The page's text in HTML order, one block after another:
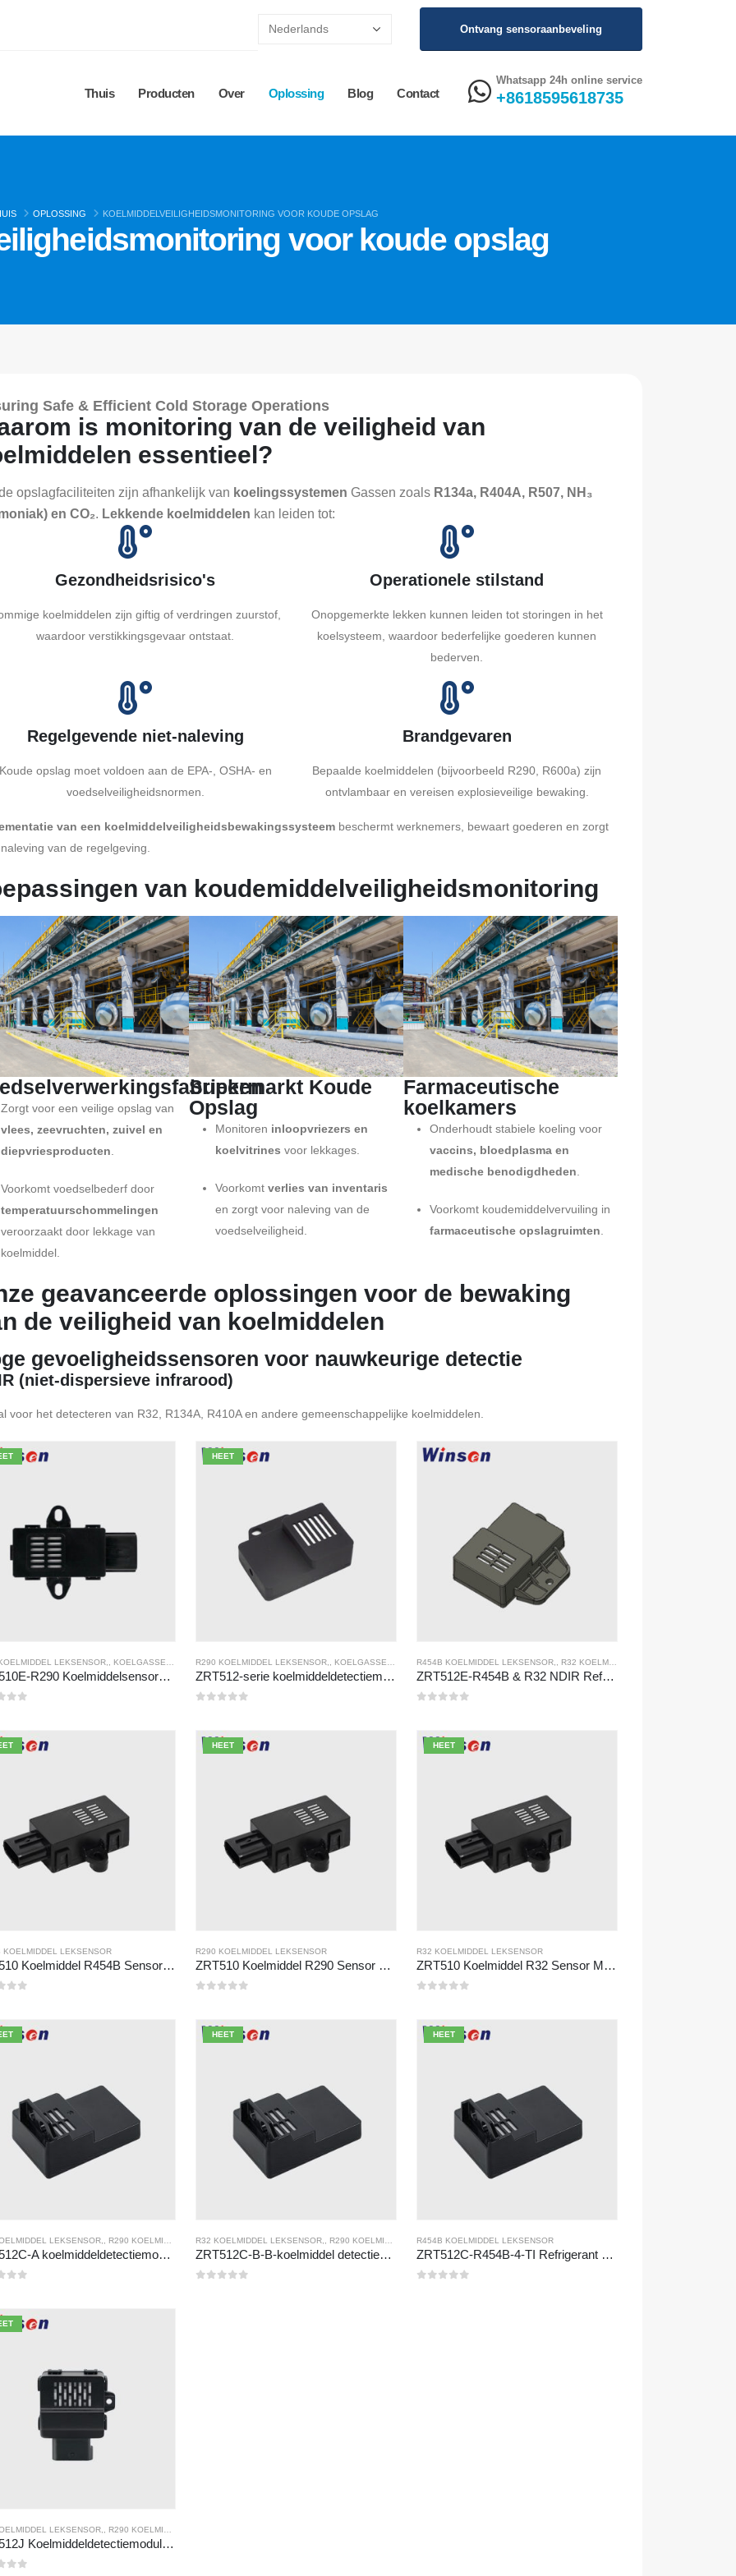
Ontvang sensoraanbeveling
Thuis Producten Over Oplossing Blog Contact
Whatsapp 24h online service
+8618595618735
OPLOSSING KOELMIDDELVEILIGHEIDSMONITORING VOOR KOUDE OPSLAG
voor koude opslag
Safe & Efficient Cold Storage Operations
is monitoring van de veiligheid van
essentieel?
opslagfaciliteiten zijn afhankelijk van koelingssystemen Gassen zoals R134a, R404A, R507, NH₃
en CO₂. Lekkende koelmiddelen kan leiden tot:
Gezondheidsrisico's
koelmiddelen zijn giftig of verdringen zuurstof,
waardoor verstikkingsgevaar ontstaat.
Operationele stilstand
Onopgemerkte lekken kunnen leiden tot storingen in het
koelsysteem, waardoor bederfelijke goederen kunnen
bederven.
Regelgevende niet-naleving
Koude opslag moet voldoen aan de EPA-, OSHA- en
voedselveiligheidsnormen.
Brandgevaren
Bepaalde koelmiddelen (bijvoorbeeld R290, R600a) zijn
ontvlambaar en vereisen explosieveilige bewaking.
van een koelmiddelveiligheidsbewakingssysteem beschermt werknemers, bewaart goederen en zorgt
van de regelgeving.
van koudemiddelveiligheidsmonitoring
Zorgt voor een veilige opslag van
vlees, zeevruchten, zuivel en
diepvriesproducten
Voorkomt voedselbederf door
temperatuurschommelingen
veroorzaakt door lekkage van
koelmiddel.
Supermarkt Koude
Opslag
Monitoren inloopvriezers en
koelvitrines voor lekkages.
Voorkomtverlies van inventaris
en zorgt voor naleving van de
voedselveiligheid.
Farmaceutische
koelkamers
Onderhoudt stabiele koeling voor
vaccins, bloedplasma en
medische benodigdheden
Voorkomt koudemiddelvervuiling in
farmaceutische opslagruimten
geavanceerde oplossingen voor de bewaking
de veiligheid van koelmiddelen
gevoeligheidssensoren voor nauwkeurige detectie
(niet-dispersieve infrarood)
voor het detecteren van R32, R134A, R410A en andere gemeenschappelijke koelmiddelen.
LEKSENSOR KOELGASSENSOR
ZRT510E-R290 Koelmiddelsensormodule
HEET
R290 KOELMIDDEL LEKSENSOR KOELGASSENSOR
ZRT512-serie koelmiddeldetectiemodule
R454B KOELMIDDEL LEKSENSOR,, R32 KOELMIDDEL LEKSENSOR
ZRT512E-R454B & R32 NDIR Refrigerant Detection Module, RS485 HVAC Sensor, UL/IEC Certified
KOELMIDDEL LEKSENSOR
ZRT510 Koelmiddel R454B Sensor Module-High-performance NDIR-koelmiddelsensor
HEET
R290 KOELMIDDEL LEKSENSOR
ZRT510 Koelmiddel R290 Sensor Module-High-performance NDIR-koelmiddelsensor
HEET
R32 KOELMIDDEL LEKSENSOR
ZRT510 Koelmiddel R32 Sensor Module-High-performance NDIR-koelmiddelsensor
LEKSENSOR R290 KOELMIDDEL LEKSENSOR ,,R454B KOELMIDDEL LEKSENSOR
ZRT512C-A koelmiddeldetectiemodule | NDIR -gassensor voor R32, R454B, R290 | Brede spanningsvoeding
HEET
R32 KOELMIDDEL LEKSENSOR R290 KOELMIDDEL LEKSENSOR ,, R454B KOELMIDDEL LEKSENSOR
ZRT512C-B-B-koelmiddel detectiemodule | Lage spanning NDIR -gassensor voor R32, R454B, R290
HEET
R454B KOELMIDDEL LEKSENSOR
ZRT512C-R454B-4-TI Refrigerant Sensor Module | NDIR Technology for HVAC & Industrial Safety Monitoring
LEKSENSOR R290 KOELMIDDEL LEKSENSOR
ZRT512J Koelmiddeldetectiemodule | NDIR -gassensor voor R32, R454B, R290 | RS485 -communicatie